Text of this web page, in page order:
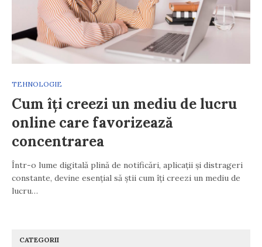
TEHNOLOGIE
Cum îți creezi un mediu de lucru
online care favorizează
concentrarea
Într-o lume digitală plină de notificări, aplicații și distrageri
constante, devine esențial să știi cum îți creezi un mediu de
lucru…
CATEGORII